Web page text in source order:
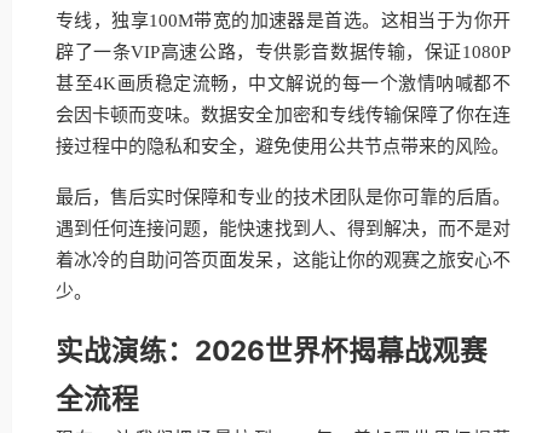
专线，独享100M带宽的加速器是首选。这相当于为你开
辟了一条VIP高速公路，专供影音数据传输，保证1080P
甚至4K画质稳定流畅，中文解说的每一个激情呐喊都不
会因卡顿而变味。数据安全加密和专线传输保障了你在连
接过程中的隐私和安全，避免使用公共节点带来的风险。
最后，售后实时保障和专业的技术团队是你可靠的后盾。
遇到任何连接问题，能快速找到人、得到解决，而不是对
着冰冷的自助问答页面发呆，这能让你的观赛之旅安心不
少。
实战演练：2026世界杯揭幕战观赛
全流程